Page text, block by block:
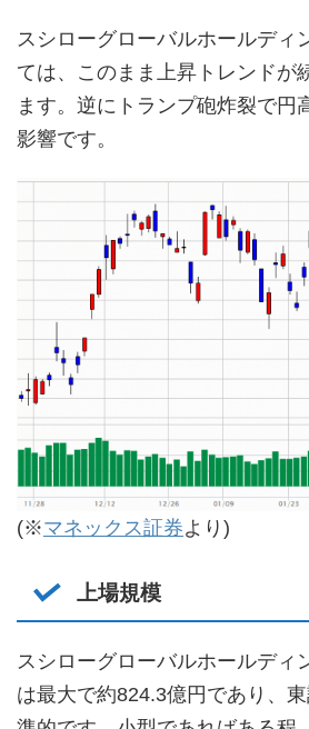
スシローグローバルホールディ
ては、このまま上昇トレンドが
ます。逆にトランプ砲炸裂で円
影響です。
(※マネックス証券より)
上場規模
スシローグローバルホールディ
は最大で約824.3億円であり、